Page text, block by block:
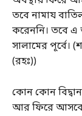
তবে নামায
করেননি। তবে এ
সালামের পূর্বে।
(রহঃ))
কোন কোন
আর ফিরে